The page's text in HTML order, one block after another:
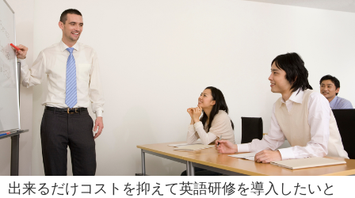
出来るだけコストを抑えて英語研修を導入したいと